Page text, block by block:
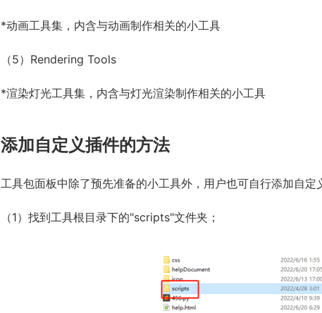
*动画工具集，内含与动画制作相关的小工具
（5）Rendering Tools
*渲染灯光工具集，内含与灯光渲染制作相关的小工具
添加自定义插件的方法
工具包面板中除了预先准备的小工具外，用户也可自行添加自定
（1）找到工具根目录下的"scripts"文件夹；